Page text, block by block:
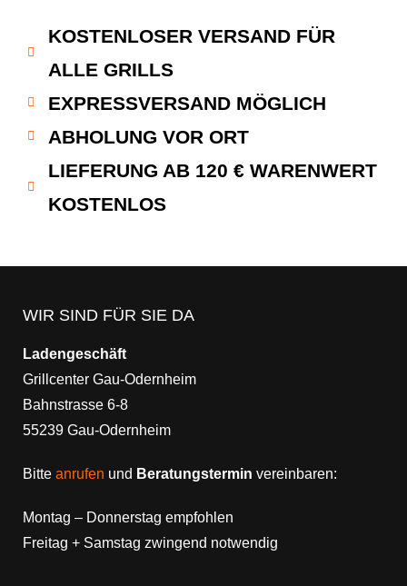
KOSTENLOSER VERSAND FÜR
ALLE GRILLS
EXPRESSVERSAND MÖGLICH
ABHOLUNG VOR ORT
LIEFERUNG AB 120 € WARENWERT
KOSTENLOS
WIR SIND FÜR SIE DA
Ladengeschäft
Grillcenter Gau-Odernheim
Bahnstrasse 6-8
55239 Gau-Odernheim
Bitte anrufen und Beratungstermin vereinbaren:
Montag – Donnerstag empfohlen
Freitag + Samstag zwingend notwendig